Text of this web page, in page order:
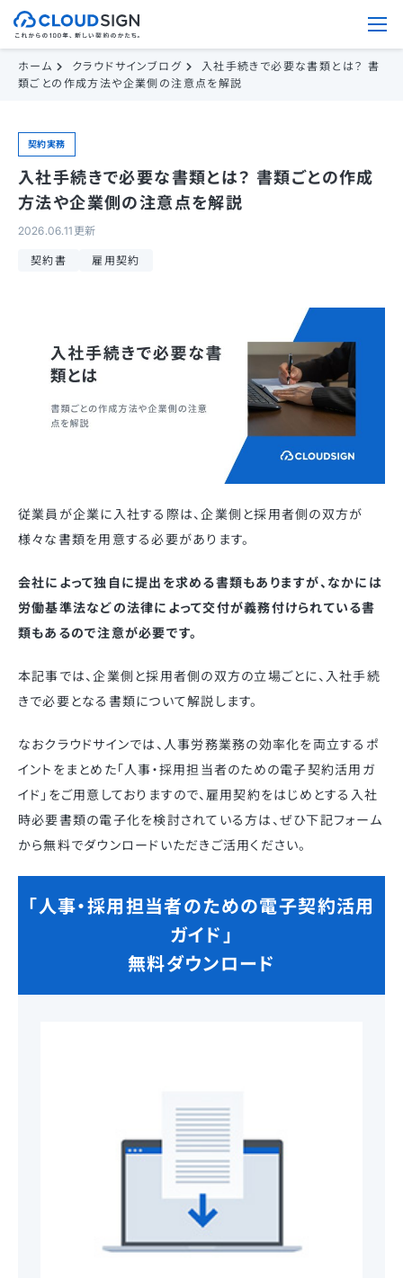
ホーム クラウドサインブログ
入社手続きで必要な書類とは？ 書
類ごとの作成方法や企業側の注意点を解説
契約実務
入社手続きで必要な書類とは？ 書類ごとの作成
方法や企業側の注意点を解説
2026.06.11更新
契約書 雇用契約
従業員が企業に入社する際は、企業側と採用者側の双方が
様々な書類を用意する必要があります。
会社によって独自に提出を求める書類もありますが、なかには
労働基準法などの法律によって交付が義務付けられている書
類もあるので注意が必要です。
本記事では、企業側と採用者側の双方の立場ごとに、入社手続
きで必要となる書類について解説します。
なおクラウドサインでは、人事労務業務の効率化を両立するポ
イントをまとめた「人事・採用担当者のための電子契約活用ガ
イド」をご用意しておりますので、雇用契約をはじめとする入社
時必要書類の電子化を検討されている方は、ぜひ下記フォーム
から無料でダウンロードいただきご活用ください。
「人事・採用担当者のための電子契約活用
ガイド」
無料ダウンロード